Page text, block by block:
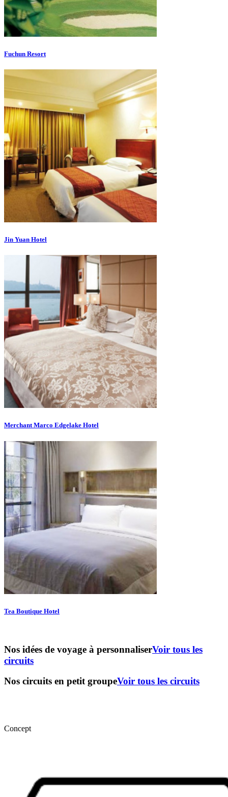
Fuchun Resort
Jin Yuan Hotel
Merchant Marco Edgelake Hotel
Tea Boutique Hotel
Nos idées de voyage à personnaliserVoir tous les
circuits
Nos circuits en petit groupeVoir tous les circuits
Concept